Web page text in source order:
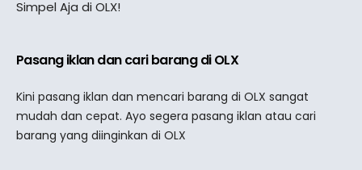
Simpel Aja di OLX!
Pasang iklan dan cari barang di OLX
Kini pasang iklan dan mencari barang di OLX sangat
mudah dan cepat. Ayo segera pasang iklan atau cari
barang yang diinginkan di OLX